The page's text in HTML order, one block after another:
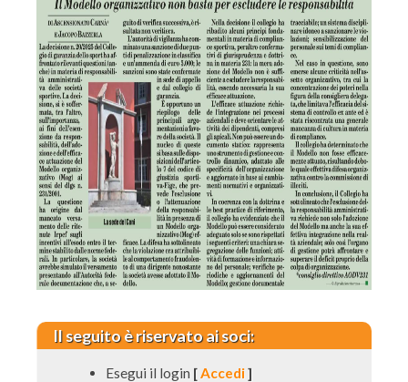
Il seguito è riservato ai soci:
Esegui il login [Accedi]